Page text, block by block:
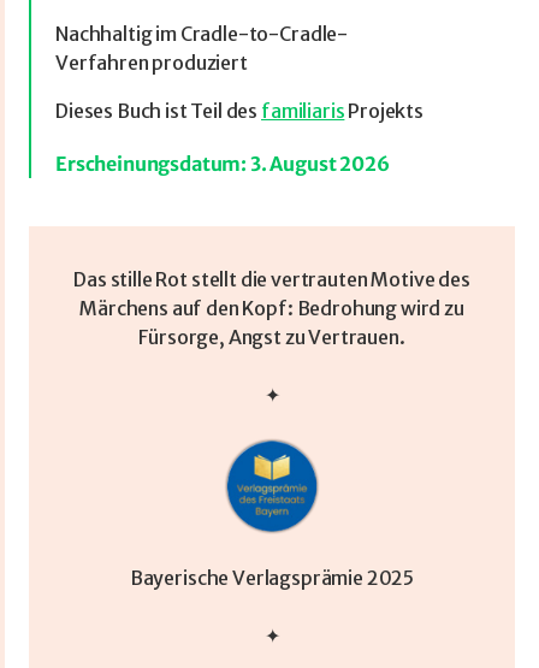
Nachhaltig im Cradle-to-Cradle-
Verfahren produziert
Dieses Buch ist Teil des familiaris Projekts
Erscheinungsdatum: 3. August 2026
Das stille Rot stellt die vertrauten Motive des
Märchens auf den Kopf: Bedrohung wird zu
Fürsorge, Angst zu Vertrauen.
✦
Bayerische Verlagsprämie 2025
✦